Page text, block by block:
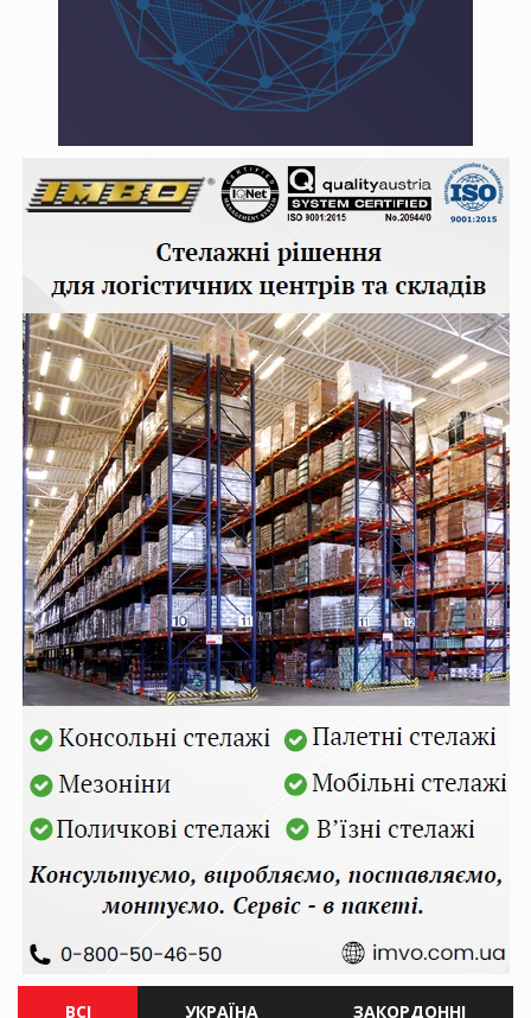
ВСІ УКРАЇНА ЗАКОРДОННІ